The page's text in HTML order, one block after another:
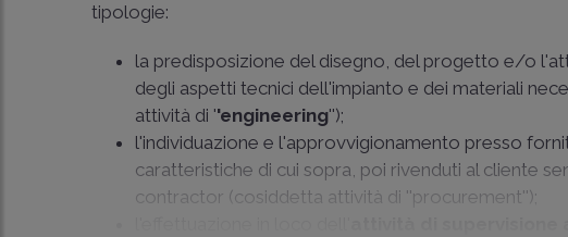
tipologie:
la predisposizione del disegno, del progetto e/o
degli aspetti tecnici dell'impianto e dei materiali
attività di ''engineering'');
l'individuazione e l'approvvigionamento presso
caratteristiche di cui sopra, poi rivenduti al cliente
contractor (cosiddetta attività di ''procurement'');